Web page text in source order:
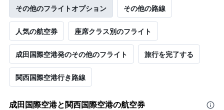
その他のフライトオプション その他の路線
人気の航空券 座席クラス別のフライト
成田国際空港発のその他のフライト 旅行を完了する
関西国際空港​行き路線
成田国際空港​と関西国際空港の航空券